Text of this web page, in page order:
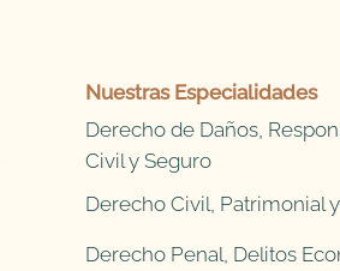
Nuestras Especialidades
Derecho de Daños,
Civil y Seguro
Derecho Civil, Patrimonial
Derecho Penal, Delitos